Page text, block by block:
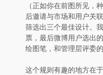
（正如你在前图所见，
后邀请与市场和用户关
筛选出三个最佳设计。
票，最后微博用户选出
绘图笔，和管理层评委
这个规则有趣的地方在